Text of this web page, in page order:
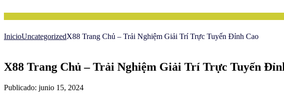
InicioUncategorizedX88 Trang Chủ – Trải Nghiệm Giải Trí Trực Tuyến Đỉnh Cao
X88 Trang Chủ – Trải Nghiệm Giải Trí Trực Tuyến
Publicado: junio 15, 2024